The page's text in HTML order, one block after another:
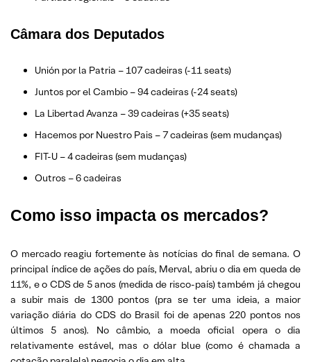
Câmara dos Deputados
Unión por la Patria – 107 cadeiras (-11 seats)
Juntos por el Cambio – 94 cadeiras (-24 seats)
La Libertad Avanza – 39 cadeiras (+35 seats)
Hacemos por Nuestro Pais – 7 cadeiras (sem mudanças)
FIT-U – 4 cadeiras (sem mudanças)
Outros – 6 cadeiras
Como isso impacta os mercados?
O mercado reagiu fortemente às notícias do final de semana. O
principal índice de ações do país, Merval, abriu o dia em queda de
11%, e o CDS de 5 anos (medida de risco-país) também já chegou
a subir mais de 1300 pontos (pra se ter uma ideia, a maior
variação diária do CDS do Brasil foi de apenas 220 pontos nos
últimos 5 anos). No câmbio, a moeda oficial opera o dia
relativamente estável, mas o dólar blue (como é chamada a